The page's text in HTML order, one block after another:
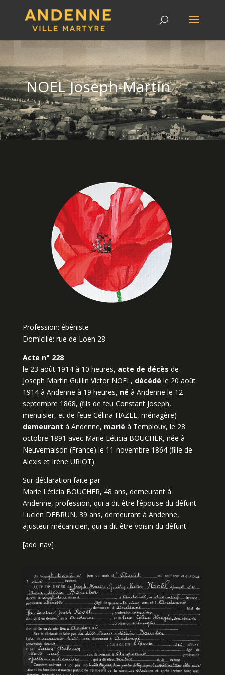
NOEL Joseph-Martin
Profession: ébéniste
Domicilié: rue de Loen 28
Acte n° 228
le 23 août 1914 à 10 heures, acte de décès de
Joseph Martin Guillin Victor NOEL, décédé le 20 août
1914 à Andenne à 19 heures, né à Andenne le 12
septembre 1868, (fils de feu Constant Joseph,
menuisier, et de feue Célina HAZEE, ménagère)
demeurant à Andenne, marié à Temploux, le 28
octobre 1891 avec Marie Léticia BOUCHER, née à
Neuvemaison (France) le 11 novembre 1864 (fille de
Alexis et Irène URIOT).
Sur déclaration faite par
Marie Léticia BOUCHER, 48 ans, demeurant à
Andenne, profession, qui a dit être l’épouse du défunt
Lucien DEBRUN, 39 ans, demeurant à Andenne,
ajusteur mécanicien, qui a dit être voisin du défunt
[add_nav]